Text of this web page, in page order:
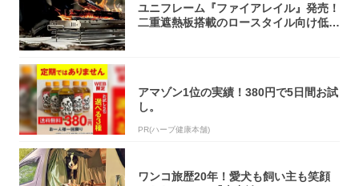
ユニフレーム『ファイアレイル』発売！
二重遮熱板搭載のロースタイル向け低型
アマゾン1位の実績！380円で5日間お試
し。
PR(ハーブ健康本舗)
ワンコ旅歴20年！愛犬も飼い主も笑顔